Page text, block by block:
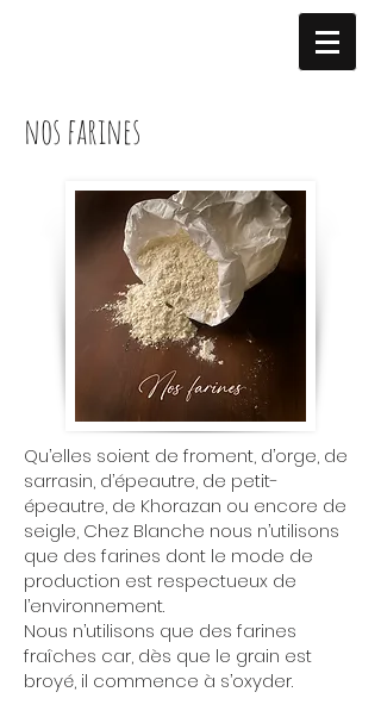
nos farines
Qu’elles soient de froment, d’orge, de
sarrasin, d’épeautre, de petit-
épeautre, de Khorazan ou encore de
seigle, Chez Blanche nous n’utilisons
que des farines dont le mode de
production est respectueux de
l’environnement.
Nous n’utilisons que des farines
fraîches car, dès que le grain est
broyé, il commence à s’oxyder.